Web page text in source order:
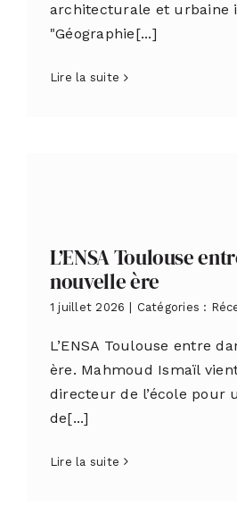
architecturale et urbaine
"Géographie[...]
Lire la suite
L’ENSA Toulouse
nouvelle ère
1 juillet 2026 | Catégories :
L’ENSA Toulouse entre
ère. Mahmoud Ismaïl
directeur de l’école pour
de[...]
Lire la suite